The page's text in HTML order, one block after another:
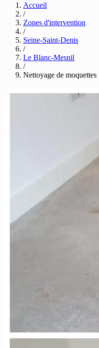
Accueil
/
Zones d'intervention
/
Seine-Saint-Denis
/
Le Blanc-Mesnil
/
Nettoyage de moquettes